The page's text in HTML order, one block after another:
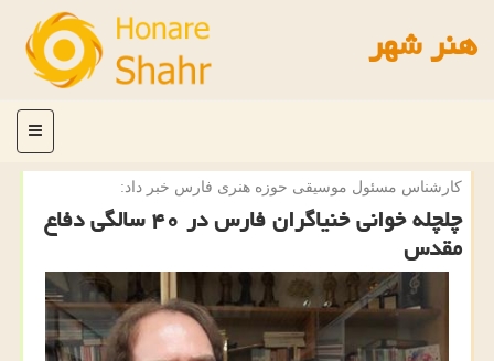
هنر شهر
منو
كارشناس مسئول موسیقی حوزه هنری فارس خبر داد:
چلچله خوانی خنیاگران فارس در ۴۰ سالگی دفاع
مقدس